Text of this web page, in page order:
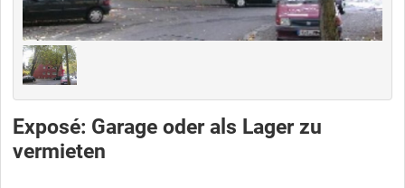
Exposé: Garage oder als Lager zu
vermieten